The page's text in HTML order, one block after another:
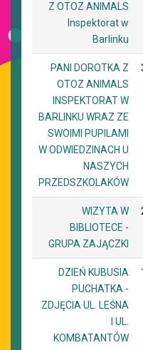
Z OTOZ ANIMALS
Inspektorat w
Barlinku
PANI DOROTKA Z
OTOZ ANIMALS
INSPEKTORAT W
BARLINKU WRAZ ZE
SWOIMI PUPILAMI
W ODWIEDZINACH U
NASZYCH
PRZEDSZKOLAKÓW
WIZYTA W
BIBLIOTECE -
GRUPA ZAJĄCZKI
DZIEŃ KUBUSIA
PUCHATKA -
ZDJĘCIA UL. LEŚNA
I UL.
KOMBATANTÓW